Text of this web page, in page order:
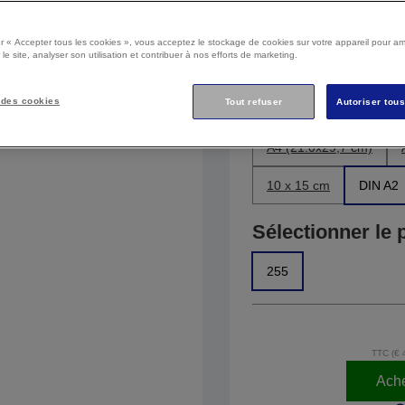
Sélectionner le
Glacé
Sélectionner la
A4 (21.0x29,7 cm)
10 x 15 cm DIN A2
Sélectionner le
255
TTC (€
« Accepter tous les cookies », vous acceptez le stockage de cookies sur votre appareil pour
site, analyser son utilisation et contribuer à nos efforts de marketing.
Tout refuser Autoriser
cookies